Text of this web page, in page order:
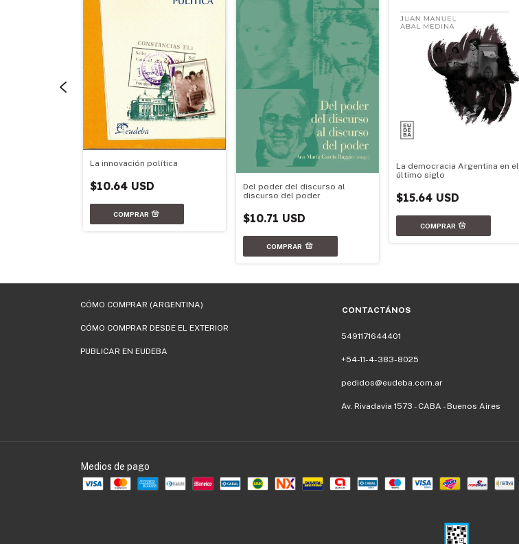
La innovación política
$10.64 USD
Del poder del discurso al
discurso del poder
$10.71 USD
La democracia Argentina en el
último siglo
$15.64 USD
CÓMO COMPRAR (ARGENTINA)
CÓMO COMPRAR DESDE EL EXTERIOR
PUBLICAR EN EUDEBA
CONTACTÁNOS
5491171644401
+54-11-4-383-8025
pedidos@eudeba.com.ar
Av. Rivadavia 1573 - CABA - Buenos Aires
Medios de pago